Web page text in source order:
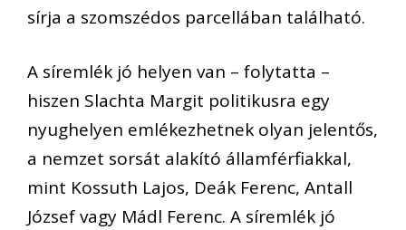
sírja a szomszédos parcellában található.
A síremlék jó helyen van – folytatta –
hiszen Slachta Margit politikusra egy
nyughelyen emlékezhetnek olyan jelentős,
a nemzet sorsát alakító államférfiakkal,
mint Kossuth Lajos, Deák Ferenc, Antall
József vagy Mádl Ferenc. A síremlék jó